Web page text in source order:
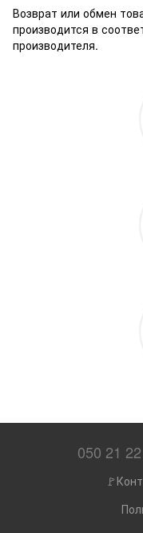
Возврат или обмен
производится в
производителя.
050 21